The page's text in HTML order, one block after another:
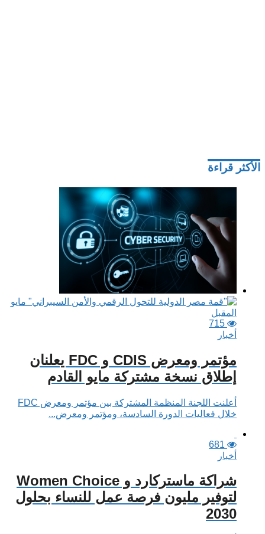
الأكثر قراءة
715
أخبار
مؤتمر ومعرض CDIS و FDC يعلنان
إطلاق نسخة مشتركة مايو القادم
أعلنت اللجنة المنظمة المشتركة بين مؤتمر ومعرض FDC
خلال فعاليات الدورة السادسة، ومؤتمر ومعرض...
681
أخبار
شراكة ماستركارد و Women Choice
لتوفير مليون فرصة عمل للنساء بحلول
2030